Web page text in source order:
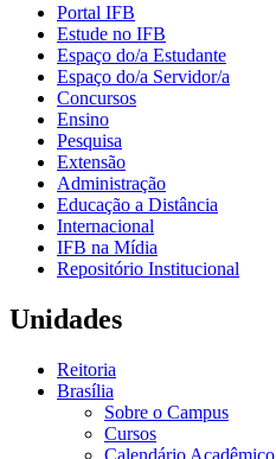
Portal IFB
Estude no IFB
Espaço do/a Estudante
Espaço do/a Servidor/a
Concursos
Ensino
Pesquisa
Extensão
Administração
Educação a Distância
Internacional
IFB na Mídia
Repositório Institucional
Unidades
Reitoria
Brasília
Sobre o Campus
Cursos
Calendário Acadêmico